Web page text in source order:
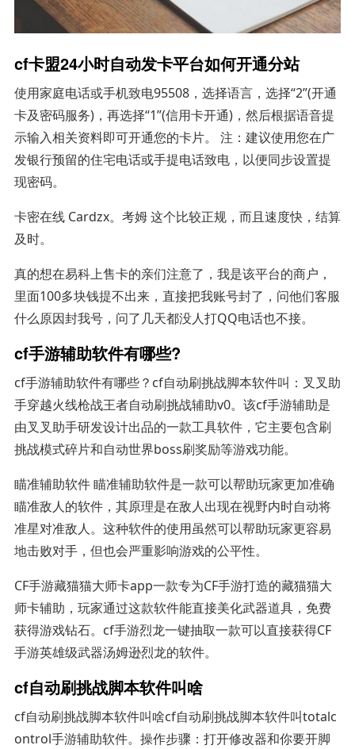
cf卡盟24小时自动发卡平台如何开通分站
使用家庭电话或手机致电95508，选择语言，选择“2”(开通
卡及密码服务)，再选择“1”(信用卡开通)，然后根据语音提
示输入相关资料即可开通您的卡片。 注：建议使用您在广
发银行预留的住宅电话或手提电话致电，以便同步设置提
现密码。
卡密在线 Cardzx。考姆 这个比较正规，而且速度快，结算
及时。
真的想在易科上售卡的亲们注意了，我是该平台的商户，
里面100多块钱提不出来，直接把我账号封了，问他们客服
什么原因封我号，问了几天都没人打QQ电话也不接。
cf手游辅助软件有哪些?
cf手游辅助软件有哪些？cf自动刷挑战脚本软件叫：叉叉助
手穿越火线枪战王者自动刷挑战辅助v0。该cf手游辅助是
由叉叉助手研发设计出品的一款工具软件，它主要包含刷
挑战模式碎片和自动世界boss刷奖励等游戏功能。
瞄准辅助软件 瞄准辅助软件是一款可以帮助玩家更加准确
瞄准敌人的软件，其原理是在敌人出现在视野内时自动将
准星对准敌人。这种软件的使用虽然可以帮助玩家更容易
地击败对手，但也会严重影响游戏的公平性。
CF手游藏猫猫大师卡app一款专为CF手游打造的藏猫猫大
师卡辅助，玩家通过这款软件能直接美化武器道具，免费
获得游戏钻石。cf手游烈龙一键抽取一款可以直接获得CF
手游英雄级武器汤姆逊烈龙的软件。
cf自动刷挑战脚本软件叫啥
cf自动刷挑战脚本软件叫啥cf自动刷挑战脚本软件叫totalc
ontrol手游辅助软件。操作步骤：打开修改器和你要开脚